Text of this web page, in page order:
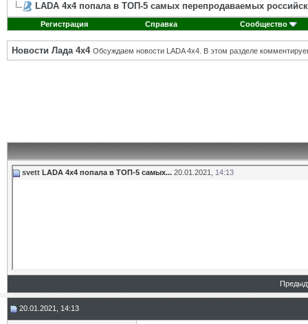
LADA 4х4 попала в ТОП-5 самых перепродаваемых
Регистрация Справка Сообщество
Новости Лада 4х4 Обсуждаем новости LADA 4x4. В этом разделе
svett LADA 4х4 попала в ТОП-5 самых... 20.01.2021, 14:13
20.01.2021, 14:13